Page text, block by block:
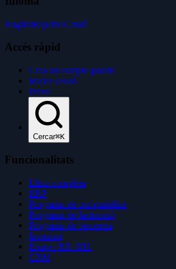
EnglishEspañolCatalà
Accés ràpid
Crea un compte gratuït
Iniciar sessió
Preus
Cercar⌘K
Funcionalitats
Llista completa
ERP
Programa de comptabilitat
Programa de facturació
Programa de tresoreria
Inventari
Equip / RR. HH.
CRM